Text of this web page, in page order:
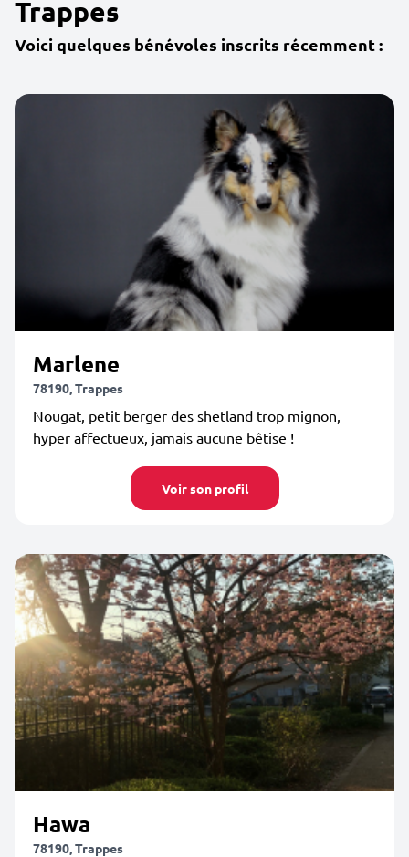
Trappes
Voici quelques bénévoles inscrits récemment :
Marlene
78190, Trappes
Nougat, petit berger des shetland trop mignon,
hyper affectueux, jamais aucune bêtise !
Voir son profil
Hawa
78190, Trappes